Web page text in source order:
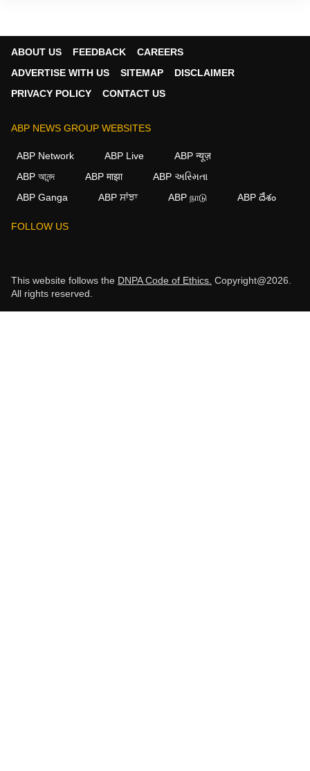
ABOUT US FEEDBACK
CAREERS
ADVERTISE WITH US
SITEMAP
DISCLAIMER
PRIVACY POLICY
CONTACT US
ABP NEWS GROUP WEBSITES
ABP Network ABP Live
ABP न्यूज़
ABP আনন্দ
ABP माझा
ABP અસ્મિતા
ABP Ganga
ABP ਸਾਂਝਾ ABP நாடு ABP దేశం
FOLLOW US
This website follows the DNPA Code of Ethics. Copyright@2026.
All rights reserved.